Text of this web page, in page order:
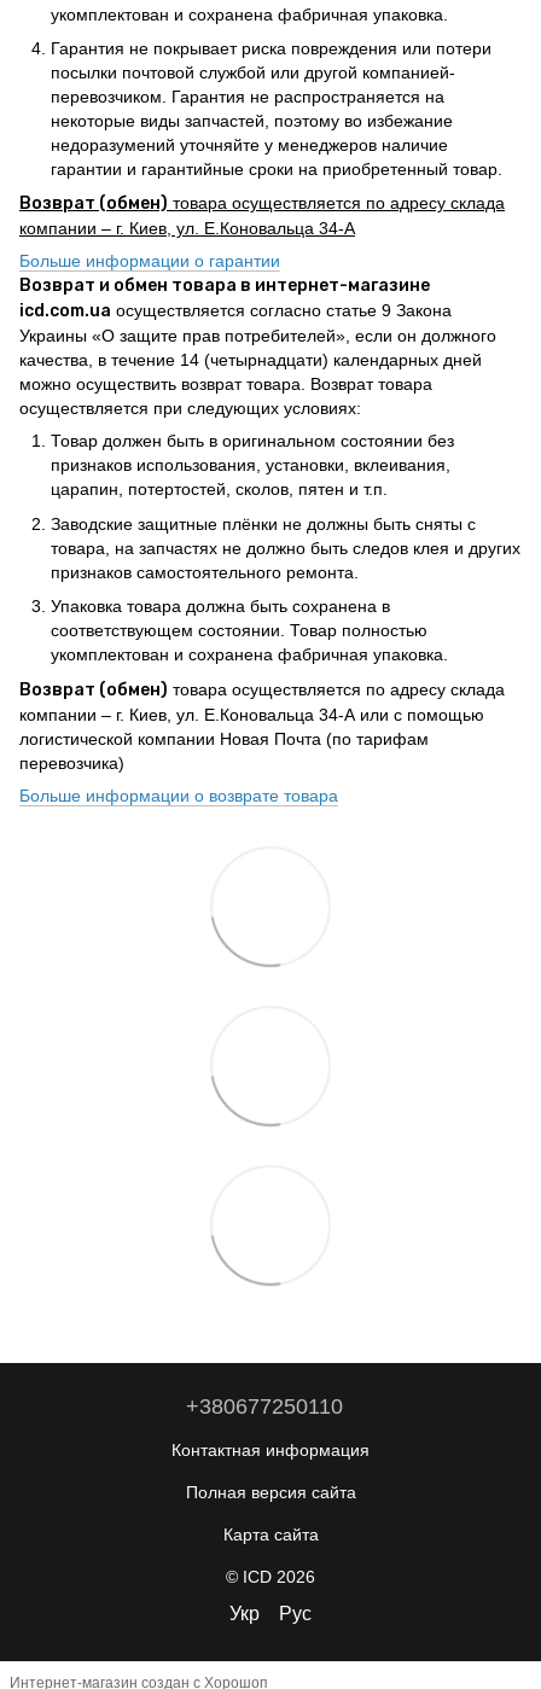
укомплектован и сохранена фабричная упаковка.
Гарантия не покрывает риска повреждения или потери
посылки почтовой службой или другой компанией-
перевозчиком. Гарантия не распространяется на
некоторые виды запчастей, поэтому во избежание
недоразумений уточняйте у менеджеров наличие
гарантии и гарантийные сроки на приобретенный товар.
Возврат (обмен) товара осуществляется по адресу склада
компании – г. Киев, ул. Е.Коновальца 34-А
Больше информации о гарантии
Возврат и обмен товара в интернет-магазине
icd.com.ua осуществляется согласно статье 9 Закона
Украины «О защите прав потребителей», если он должного
качества, в течение 14 (четырнадцати) календарных дней
можно осуществить возврат товара. Возврат товара
осуществляется при следующих условиях:
Товар должен быть в оригинальном состоянии без
признаков использования, установки, вклеивания,
царапин, потертостей, сколов, пятен и т.п.
Заводские защитные плёнки не должны быть сняты с
товара, на запчастях не должно быть следов клея и других
признаков самостоятельного ремонта.
Упаковка товара должна быть сохранена в
соответствующем состоянии. Товар полностью
укомплектован и сохранена фабричная упаковка.
Возврат (обмен) товара осуществляется по адресу склада
компании – г. Киев, ул. Е.Коновальца 34-А или с помощью
логистической компании Новая Почта (по тарифам
перевозчика)
Больше информации о возврате товара
+380677250110
Контактная информация
Полная версия сайта
Карта сайта
© ICD 2026
Укр Рус
Интернет-магазин создан с Хорошоп